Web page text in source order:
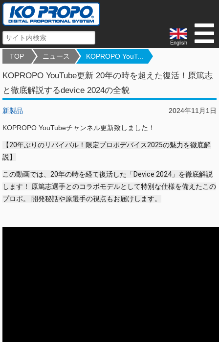
English
TOP ニュース KOPROPO YouT...
KOPROPO YouTube更新 20年の時を超えた復活！原篤志
と徹底解説するdevice 2024の全貌
2024年11月1日
新製品
KOPROPO YouTubeチャンネル更新致しました！
【20年ぶりのリバイバル！限定プロポデバイス2025の魅力を徹底解
説】
この動画では、20年の時を経て復活した「Device 2024」を徹底解説
します！ 原篤志選手とのコラボモデルとして特別な仕様を備えたこの
プロポ。 開発秘話や原選手の視点もお届けします。